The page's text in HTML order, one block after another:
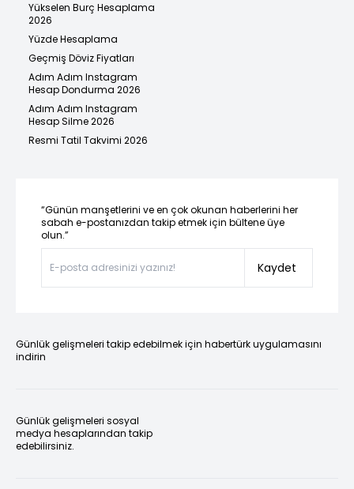
Yükselen Burç Hesaplama
2026
Yüzde Hesaplama
Geçmiş Döviz Fiyatları
Adım Adım Instagram
Hesap Dondurma 2026
Adım Adım Instagram
Hesap Silme 2026
Resmi Tatil Takvimi 2026
“Günün manşetlerini ve en çok okunan haberlerini her
sabah e-postanızdan takip etmek için bültene üye
olun.”
Kaydet
Günlük gelişmeleri takip edebilmek için habertürk uygulamasını
indirin
Günlük gelişmeleri sosyal
medya hesaplarından takip
edebilirsiniz.